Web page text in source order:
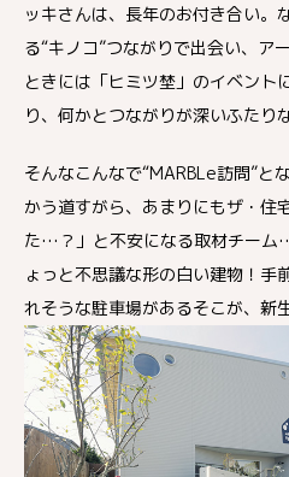
ッキさんは、長年のお付き合い。
る“キノコ”つながりで出会い、ア
ときには「ヒミツ埜」のイベント
り、何かとつながりが深いふたり
そんなこんなで“MARBLe訪問”と
かう道すがら、あまりにもザ・住
た…？」と不安になる取材チーム
ょっと不思議な形の白い建物！手
れそうな駐車場があるそこが、新